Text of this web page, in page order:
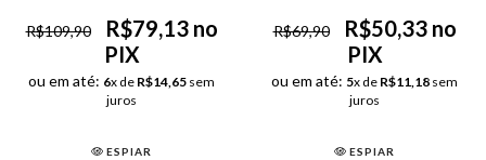
R$109,90
R$79,13 no
PIX
ou em até: 6x de R$14,65 sem
juros
ESPIAR
R$69,90
R$50,33 no
PIX
ou em até: 5x de R$11,18 sem
juros
ESPIAR